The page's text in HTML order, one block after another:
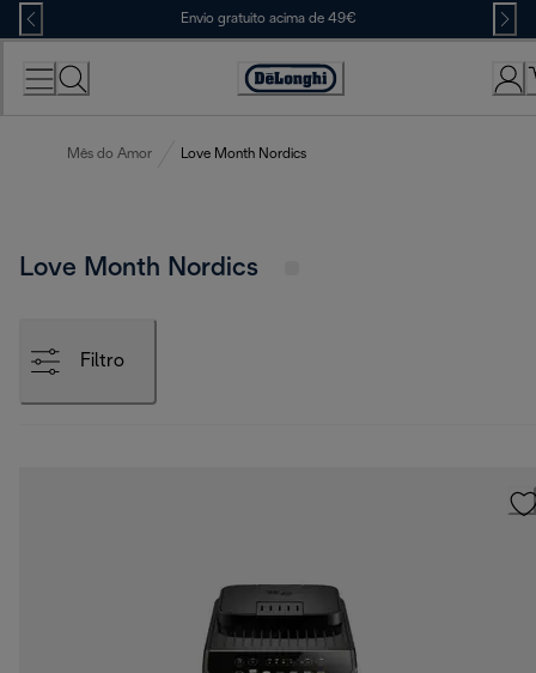
Skip
to
Content
Envio gratuito acima de 49€
Accessibility
Mês do Amor Love Month Nordics
Love Month Nordics
Filtro